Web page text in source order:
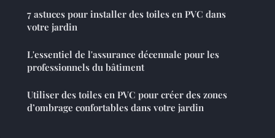
7 astuces pour installer des toiles en PVC dans
votre jardin
L'essentiel de l'assurance décennale pour les
professionnels du bâtiment
Utiliser des toiles en PVC pour créer des zones
d’ombrage confortables dans votre jardin